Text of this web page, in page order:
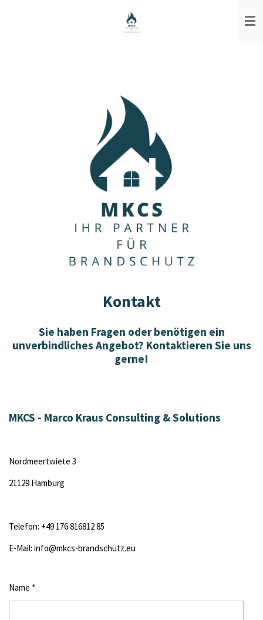
Kontakt
Sie haben Fragen oder benötigen ein
unverbindliches Angebot? Kontaktieren Sie uns
gerne!
MKCS - Marco Kraus Consulting & Solutions
Nordmeertwiete 3
21129 Hamburg
Telefon: +49 176 816812 85
E-Mail: info@mkcs-brandschutz.eu
Name *